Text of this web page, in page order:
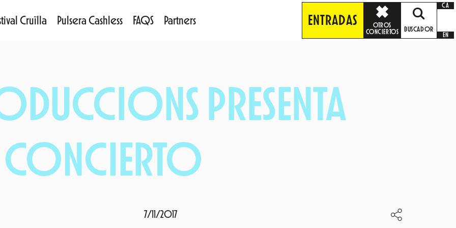
Cruïlla Pulsera Cashless FAQS Partners ENTRADAS
OTROS
CONCIERTOS
BUSCADOR
CA
EN
PRESENTA
CONCIERTO
7/11/2017